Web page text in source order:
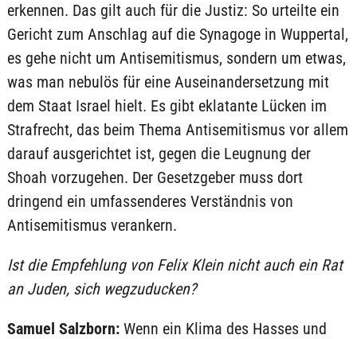
erkennen. Das gilt auch für die Justiz: So urteilte ein
Gericht zum Anschlag auf die Synagoge in Wuppertal,
es gehe nicht um Antisemitismus, sondern um etwas,
was man nebulös für eine Auseinandersetzung mit
dem Staat Israel hielt. Es gibt eklatante Lücken im
Strafrecht, das beim Thema Antisemitismus vor allem
darauf ausgerichtet ist, gegen die Leugnung der
Shoah vorzugehen. Der Gesetzgeber muss dort
dringend ein umfassenderes Verständnis von
Antisemitismus verankern.
Ist die Empfehlung von Felix Klein nicht auch ein Rat
an Juden, sich wegzuducken?
Samuel Salzborn: Wenn ein Klima des Hasses und